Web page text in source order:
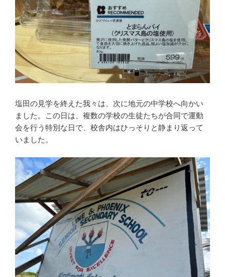
塩田の見学を終えた我々は、次に地元の中学校へ向かい
ました。この日は、複数の学校の生徒たちが合同で運動
会を行う特別な日で、校舎内はひっそりと静まり返って
いました。